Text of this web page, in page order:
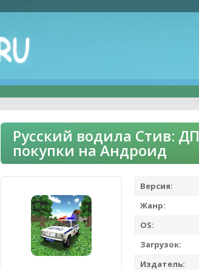
Русский водила Стив:
покупки на Андроид
Версия:
Жанр:
OS:
Загрузок:
Издатель: